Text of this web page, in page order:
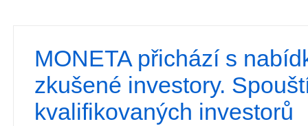
MONETA přichází s
zkušené investory.
kvalifikovaných investorů